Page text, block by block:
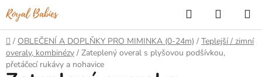
Přejít
na
obsah
Hledat
KOŠÍK
Domů
/ OBLEČENÍ A DOPLŇKY PRO MIMINKA (0-24m) / Teplejší / zimní
overaly, kombinézy / Zateplený overal s plyšovou podšívkou,
přetáčecí rukávy a nohavice